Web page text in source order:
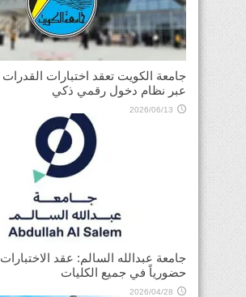
جامعة الكويت تعقد اختبارات القدرات
عبر نظام دخول رقمي ذكي
2026/06/13
جامعة عبدالله السالم: عقد الاختبارات
حضورياً في جميع الكليات
2026/04/28